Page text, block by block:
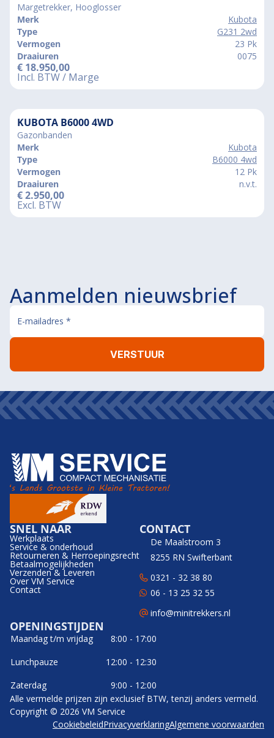
Margetrekker, Hooglosser
Merk
Kubota
Type
G231 2wd
Vermogen
23 Pk
Draaiuren
0075
€ 18.950,00
Incl. BTW / Marge
KUBOTA B6000 4WD
Gazonbanden
Merk
Kubota
Type
B6000 4wd
Vermogen
12 Pk
Draaiuren
n.v.t.
€2.950,00
Excl. BTW
Aanmelden nieuwsbrief
SNEL NAAR
Werkplaats
Service & onderhoud
Retourneren & Herroepingsrecht
Betaalmogelijkheden
Verzenden & Leveren
Over VM Service
Contact
CONTACT
De Maalstroom 3
8255 RN Swifterbant
0321 - 32 38 80
06 - 13 25 32 55
info@minitrekkers.nl
OPENINGSTIJDEN
Maandag t/m vrijdag
8:00 - 17:00
Lunchpauze
12:00 - 12:30
Zaterdag
9:00 - 12:00
Alle vermelde prijzen zijn exclusief BTW, tenzij anders vermeld.
Copyright © 2026 VM Service
CookiebeleidPrivacyverklaringAlgemene voorwaarden